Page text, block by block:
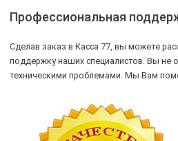
Профессиональная
Сделав заказ в Касса 77, вы можете
поддержку наших специалистов. Вы не
техническими проблемами. Мы Вам